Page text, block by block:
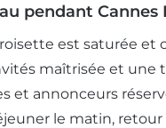
pendant Cannes
est saturée
maîtrisée et une
et annonceurs
le matin,